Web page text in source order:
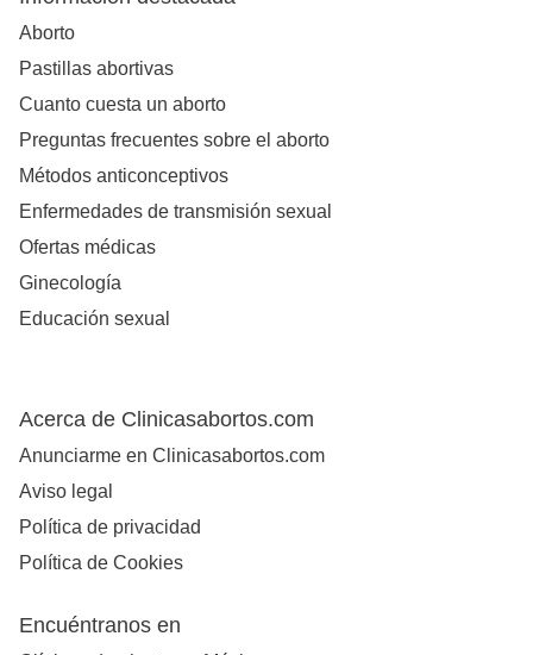
Aborto
Pastillas abortivas
Cuanto cuesta un aborto
Preguntas frecuentes sobre el aborto
Métodos anticonceptivos
Enfermedades de transmisión sexual
Ofertas médicas
Ginecología
Educación sexual
Acerca de Clinicasabortos.com
Anunciarme en Clinicasabortos.com
Aviso legal
Política de privacidad
Política de Cookies
Encuéntranos en